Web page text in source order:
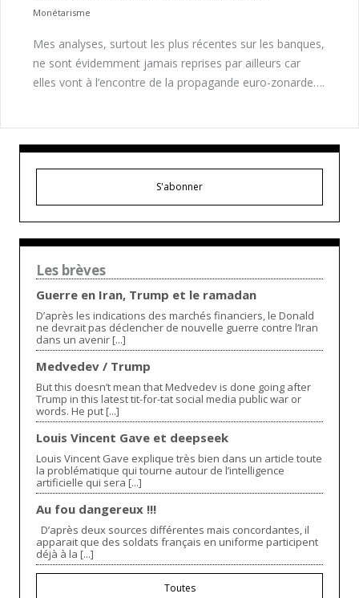
Monétarisme
Mes analyses, surtout les plus récentes sur les banques,
ne sont évidemment jamais reprises par ailleurs car
elles vont à l’encontre de la propagande euro-zonarde….
S'abonner
Les brèves
Guerre en Iran, Trump et le ramadan
D’après les indications des marchés financiers, le Donald
ne devrait pas déclencher de nouvelle guerre contre l’Iran
dans un avenir [...]
Medvedev / Trump
But this doesn’t mean that Medvedev is done going after
Trump in this latest tit-for-tat social media public war or
words. He put [...]
Louis Vincent Gave et deepseek
Louis Vincent Gave explique très bien dans un article toute
la problématique qui tourne autour de l’intelligence
artificielle qui sera [...]
Au fou dangereux !!!
D’après deux sources différentes mais concordantes, il
apparait que des soldats français en uniforme participent
déjà à la [...]
Toutes